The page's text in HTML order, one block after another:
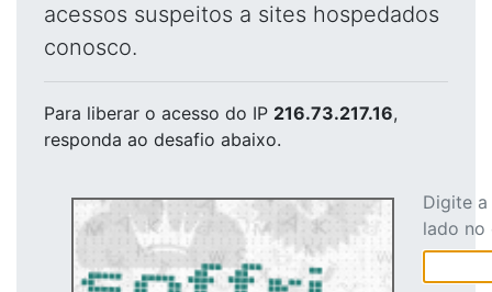
acessos suspeitos a sites hospedados
conosco.
Para liberar o acesso do IP 216.73.217.16,
responda ao desafio abaixo.
Digite
lado no